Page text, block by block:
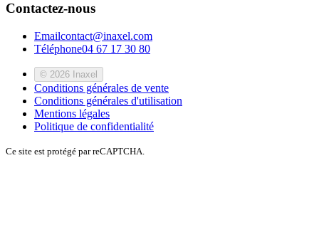
Contactez-nous
Emailcontact@inaxel.com
Téléphone04 67 17 30 80
© 2026 Inaxel
Conditions générales de vente
Conditions générales d'utilisation
Mentions légales
Politique de confidentialité
Ce site est protégé par reCAPTCHA.